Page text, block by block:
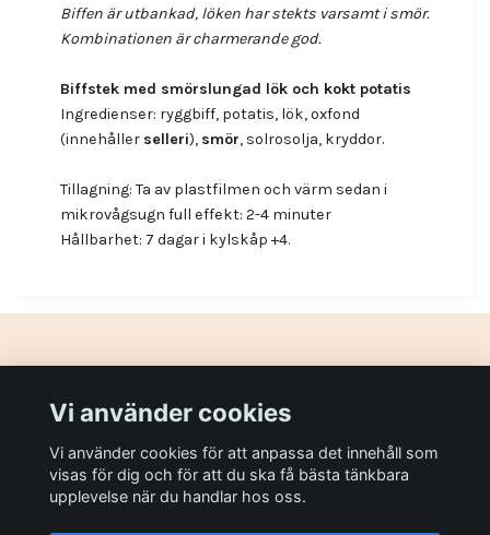
Biffen är utbankad, löken har stekts varsamt i smör.
Kombinationen är charmerande god.
Biffstek med smörslungad lök och kokt potatis
Ingredienser: ryggbiff, potatis, lök, oxfond
(innehåller selleri), smör, solrosolja, kryddor.
Tillagning: Ta av plastfilmen och värm sedan i
mikrovågsugn full effekt: 2-4 minuter
Hållbarhet: 7 dagar i kylskåp +4.
Sociala medier
Vi använder cookies
Vi använder cookies för att anpassa det innehåll som
visas för dig och för att du ska få bästa tänkbara
upplevelse när du handlar hos oss.